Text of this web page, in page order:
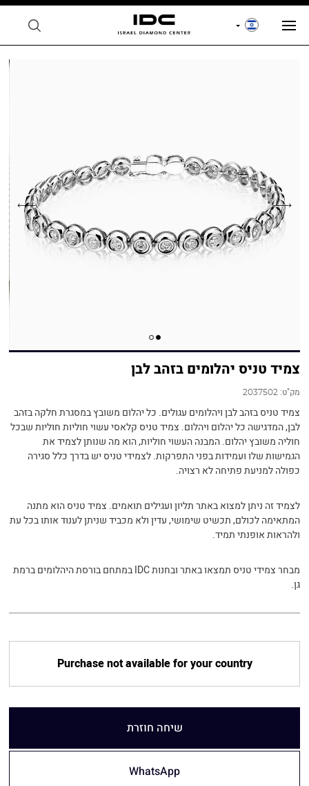
צמיד טניס יהלומים בזהב לבן
מק"ט:2037502
צמיד טניס בזהב לבן ויהלומים עגולים. כל יהלום משובץ במסגרת חלקה בזהב
לבן, המדגישה כל יהלום ויהלום. צמיד טניס קלאסי עשוי חוליות חוליות שבכל
חוליה משובץ יהלום. המבנה העשוי חוליות, הוא מה שנותן לצמיד את
הגמישות שלו ועמידות בפני התפרקות. לצמידי טניס יש בדרך כלל סגירה
כפולה למניעת פתיחה לא רצויה.
לצמיד זה ניתן למצוא באתר תליון ועגילים תואמים. צמיד טניס הוא מתנה
המתאימה לכולם, תכשיט שימושי, עדין ולא מכביד שניתן לענוד אותו בכל עת
ולהראות אופנתי תמיד.
מבחר צמידי טניס תמצאו באתר ובחנות IDC במתחם בורסת היהלומים ברמת
גן.
Purchase not available for your country
שיחה חוזרת
WhatsApp